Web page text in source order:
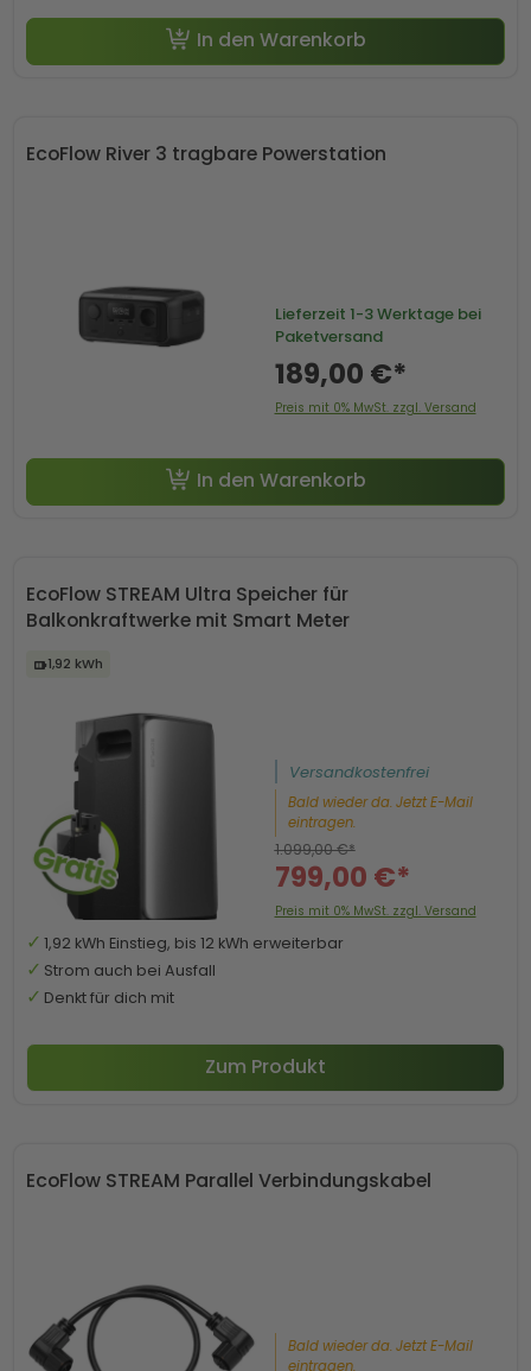
In den Warenkorb
EcoFlow River 3 tragbare Powerstation
Lieferzeit 1-3 Werktage bei
Paketversand
189,00 €*
Preis mit 0% MwSt. zzgl. Versand
In den Warenkorb
EcoFlow STREAM Ultra Speicher für
Balkonkraftwerke mit Smart Meter
1,92 kWh
Versandkostenfrei
Bald wieder da. Jetzt E-Mail
eintragen.
799,00 €*
1.099,00 €*
Preis mit 0% MwSt. zzgl. Versand
1,92 kWh Einstieg, bis 12 kWh erweiterbar
Strom auch bei Ausfall
Denkt für dich mit
Zum Produkt
EcoFlow STREAM Parallel Verbindungskabel
Bald wieder da. Jetzt E-Mail
eintragen.